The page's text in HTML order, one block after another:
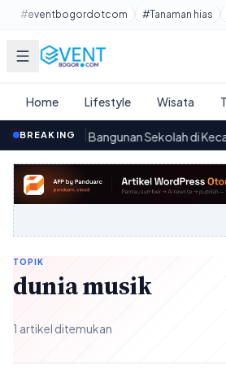
Lewati ke konten utama
#eventbogordotcom #Tanaman hias
Home Lifestyle Wisata
BREAKING
Persoalan Bangunan Sekolah di
TOPIK
dunia musik
1 artikel ditemukan